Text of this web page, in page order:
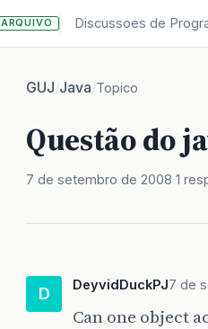
ARQUIVO Discussoes de
GUJ/Java/Topico
Questão do
7 de setembro de 2008 1
D DeyvidDuckPJ7 de
Can one object